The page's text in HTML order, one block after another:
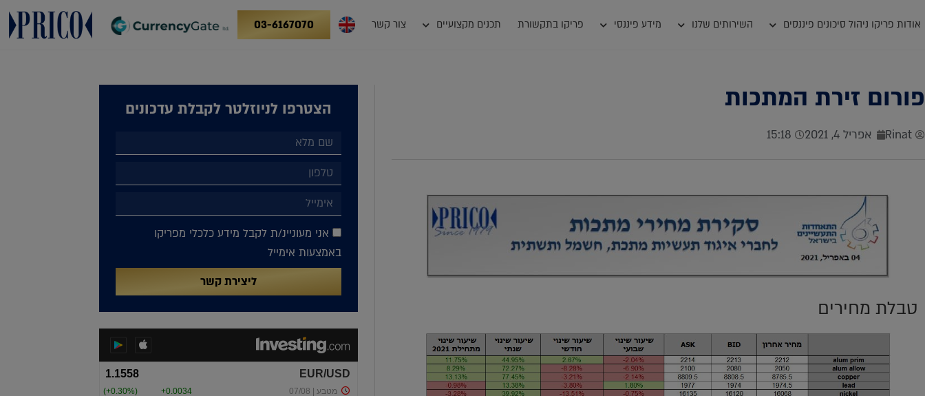
אודות פריקו ניהול סיכונים פיננסים השירותים שלנו מידע פיננסי פריקו בתקשורת תכנים מקצועיים צור קשר 03-6167070
פורום זירת המתכות
Rinat אפריל 4, 2021 15:18
טבלת מחירים
הצטרפו לניוזלטר לקבלת עדכונים
אני מעוניינ/ת לקבל מידע כלכלי מפריקו
באמצעות אימייל
ליצירת קשר